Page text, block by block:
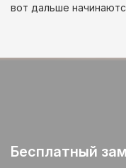
вот дальше
Бесплатный